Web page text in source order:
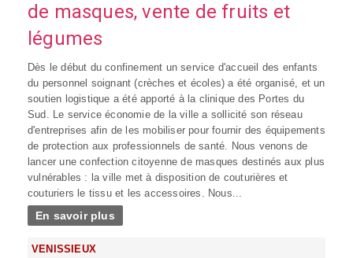
de masques, vente de fruits et
légumes
Dès le début du confinement un service d'accueil des enfants
du personnel soignant (crèches et écoles) a été organisé, et un
soutien logistique a été apporté à la clinique des Portes du
Sud. Le service économie de la ville a sollicité son réseau
d'entreprises afin de les mobiliser pour fournir des équipements
de protection aux professionnels de santé. Nous venons de
lancer une confection citoyenne de masques destinés aux plus
vulnérables : la ville met à disposition de couturières et
couturiers le tissu et les accessoires. Nous...
En savoir plus
VENISSIEUX